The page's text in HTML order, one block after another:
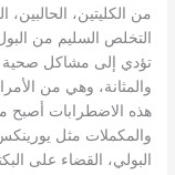
من الكليتين، الحالبين،
التخلص السليم من
تؤدي إلى مشاكل صحية
والمثانة، وهي من
هذه الاضطرابات أصبح
والمكملات مثل
البولي، القضاء على